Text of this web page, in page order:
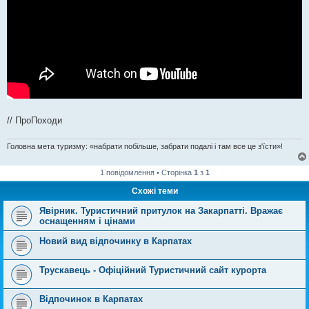
// ПроПоходи
Головна мета туризму: «набрати побільше, забрати подалі і там все це з'їсти»!
1 повідомлення • Сторінка 1 з 1
Схожі теми
Явірник. Туристичний притулок на Закарпатті. Вражає
оснащенням і цінами
Новий вид відпочинку в Карпатах
Трускавець - Офіційний Туристичний сайт курорта
Відпочинок в Карпатах